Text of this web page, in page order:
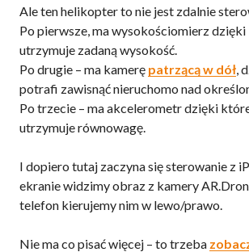
Ale ten helikopter to nie jest zdalnie
Po pierwsze, ma wysokościomierz
utrzymuje zadaną wysokość.
Po drugie – ma kamerę patrzącą w dół,
potrafi zawisnąć nieruchomo nad
Po trzecie – ma akcelerometr dzięki
utrzymuje równowagę.
I dopiero tutaj zaczyna się sterowanie z
ekranie widzimy obraz z kamery
telefon kierujemy nim w lewo/prawo.
Nie ma co pisać więcej – to trzeba